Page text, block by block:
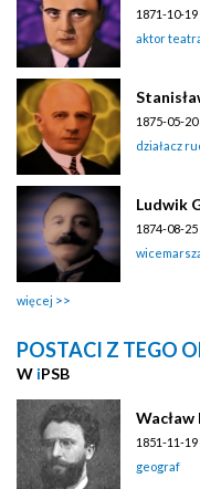
1871-10-
aktor
1875-05-
działacz
Ludwik
1874-08-
więcej
POSTACI Z TEGO
W iPSB
1851-11-
geograf